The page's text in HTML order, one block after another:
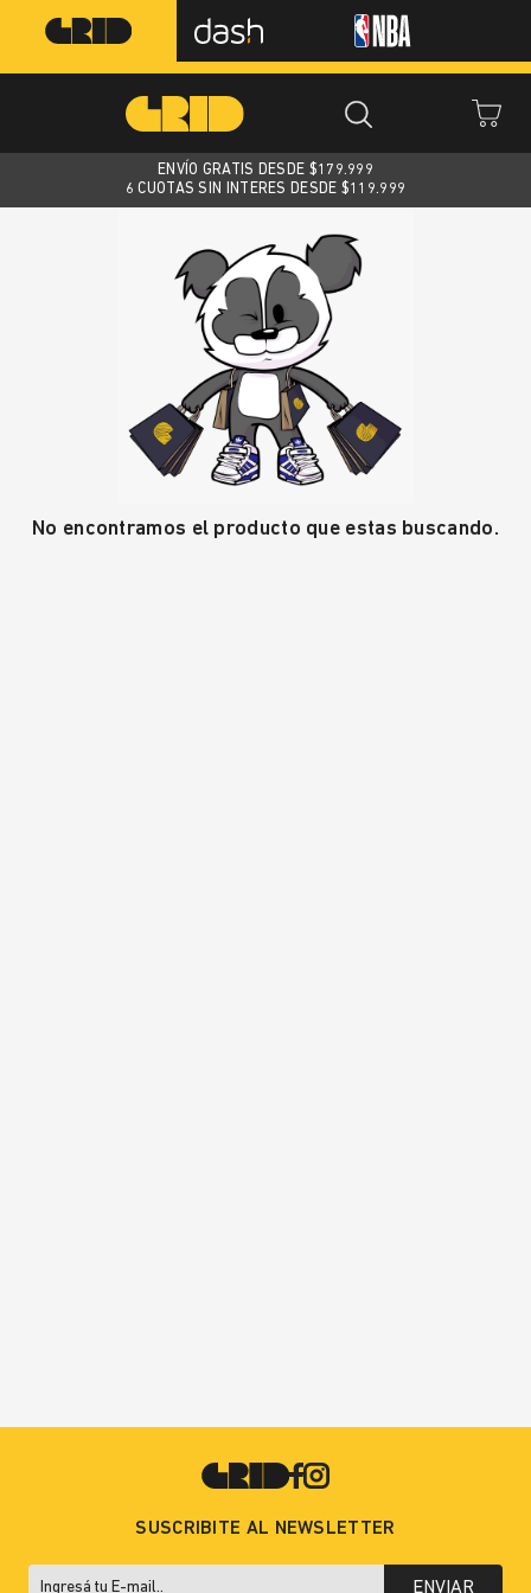
ENVÍO GRATIS DESDE $179.999
6 CUOTAS SIN INTERES DESDE $119.999
No encontramos el producto que estas buscando.
SUSCRIBITE AL NEWSLETTER
ENVIAR